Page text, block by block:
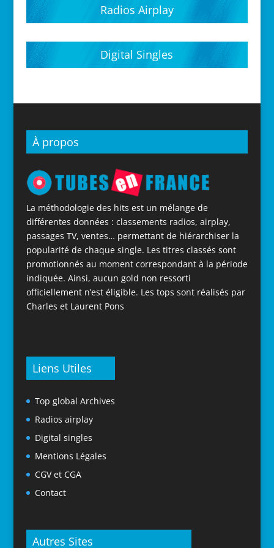
Radios Airplay
Digital Singles
À propos
La méthodologie des hits est un mélange de
différentes données : classements radios, airplay,
passages TV, ventes… permettant de hiérarchiser la
popularité de chaque single. Les titres classés sont
promotionnés au moment correspondant à la période
indiquée. Ainsi, aucun gold non ressorti
officiellement n’est éligible. Les tops sont réalisés par
Charles et Laurent Pons
Liens Utiles
Top global Archives
Radios airplay
Digital singles
Mentions Légales
CGV et CGA
Contact
Autres Sites